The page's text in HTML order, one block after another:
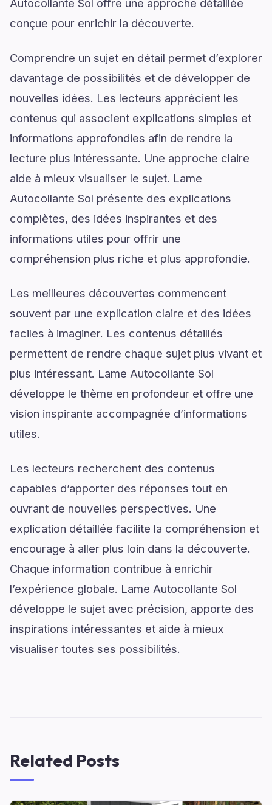
Autocollante Sol offre une approche détaillée
conçue pour enrichir la découverte.
Comprendre un sujet en détail permet d’explorer
davantage de possibilités et de développer de
nouvelles idées. Les lecteurs apprécient les
contenus qui associent explications simples et
informations approfondies afin de rendre la
lecture plus intéressante. Une approche claire
aide à mieux visualiser le sujet. Lame
Autocollante Sol présente des explications
complètes, des idées inspirantes et des
informations utiles pour offrir une
compréhension plus riche et plus approfondie.
Les meilleures découvertes commencent
souvent par une explication claire et des idées
faciles à imaginer. Les contenus détaillés
permettent de rendre chaque sujet plus vivant et
plus intéressant. Lame Autocollante Sol
développe le thème en profondeur et offre une
vision inspirante accompagnée d’informations
utiles.
Les lecteurs recherchent des contenus
capables d’apporter des réponses tout en
ouvrant de nouvelles perspectives. Une
explication détaillée facilite la compréhension et
encourage à aller plus loin dans la découverte.
Chaque information contribue à enrichir
l’expérience globale. Lame Autocollante Sol
développe le sujet avec précision, apporte des
inspirations intéressantes et aide à mieux
visualiser toutes ses possibilités.
Related Posts